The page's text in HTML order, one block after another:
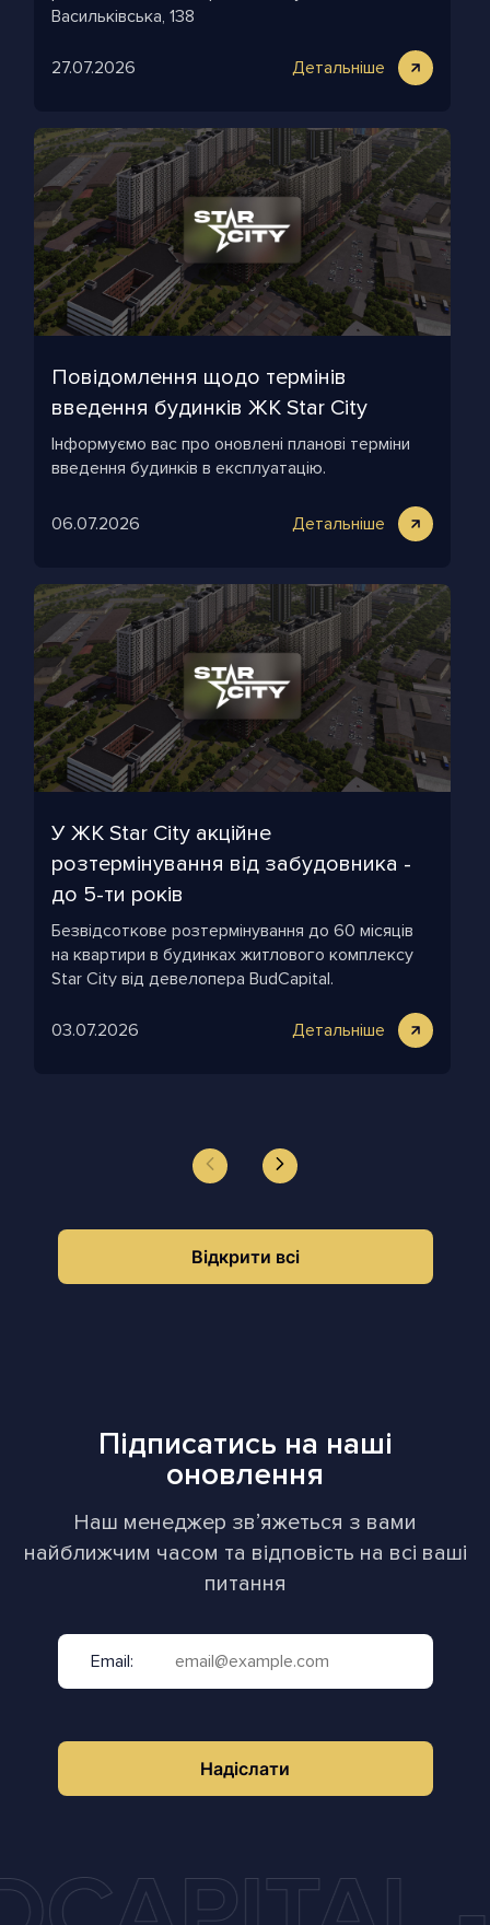
Васильківська, 138
27.07.2026 Детальніше
Повідомлення щодо термінів
введення будинків ЖК Star City
Інформуємо вас про оновлені планові терміни
введення будинків в експлуатацію.
06.07.2026 Детальніше
У ЖК Star City акційне
розтермінування від забудовника -
до 5-ти років
Безвідсоткове розтермінування до 60 місяців
на квартири в будинках житлового комплексу
Star City від девелопера BudCapital.
03.07.2026 Детальніше
Відкрити всі
Підписатись на наші
оновлення
Наш менеджер звʼяжеться з вами
найближчим часом та відповість на всі ваші
питання
Email:
Надіслати